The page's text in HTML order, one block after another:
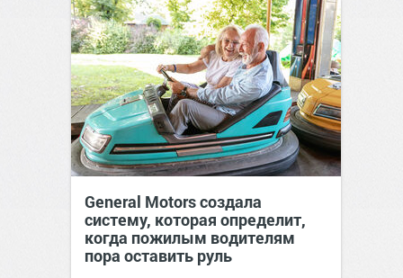
General Motors создала
систему, которая определит,
когда пожилым водителям
пора оставить руль